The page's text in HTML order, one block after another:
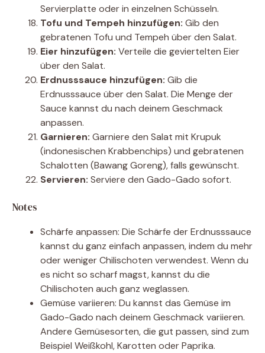
Servierplatte oder in einzelnen Schüsseln.
Tofu und Tempeh hinzufügen: Gib den
gebratenen Tofu und Tempeh über den Salat.
Eier hinzufügen: Verteile die geviertelten Eier
über den Salat.
Erdnusssauce hinzufügen: Gib die
Erdnusssauce über den Salat. Die Menge der
Sauce kannst du nach deinem Geschmack
anpassen.
Garnieren: Garniere den Salat mit Krupuk
(indonesischen Krabbenchips) und gebratenen
Schalotten (Bawang Goreng), falls gewünscht.
Servieren: Serviere den Gado-Gado sofort.
Notes
Schärfe anpassen: Die Schärfe der Erdnusssauce
kannst du ganz einfach anpassen, indem du mehr
oder weniger Chilischoten verwendest. Wenn du
es nicht so scharf magst, kannst du die
Chilischoten auch ganz weglassen.
Gemüse variieren: Du kannst das Gemüse im
Gado-Gado nach deinem Geschmack variieren.
Andere Gemüsesorten, die gut passen, sind zum
Beispiel Weißkohl, Karotten oder Paprika.